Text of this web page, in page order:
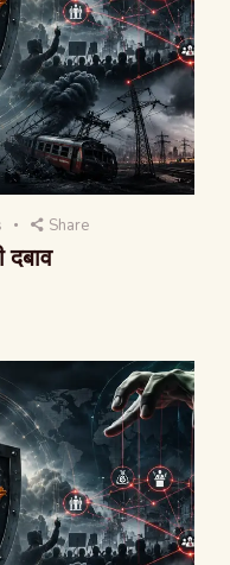
Share
दबाव